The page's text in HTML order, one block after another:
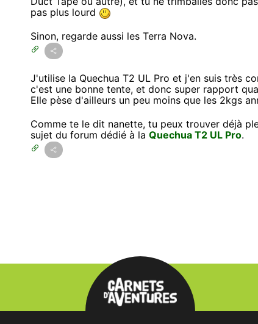
pas plus lourd
Sinon, regarde aussi les Terra Nova.
J'utilise la Quechua T2 UL Pro et j'en suis très
c'est une bonne tente, et donc super rapport
Elle pèse d'ailleurs un peu moins que les 2kgs
Comme te le dit nanette, tu peux trouver déjà
sujet du forum dédié à la Quechua T2 UL Pro.